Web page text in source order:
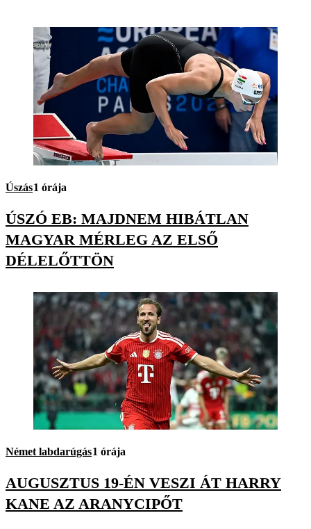
Úszás1 órája
ÚSZÓ EB: MAJDNEM HIBÁTLAN
MAGYAR MÉRLEG AZ ELSŐ
DÉLELŐTTÖN
Német labdarúgás1 órája
AUGUSZTUS 19-ÉN VESZI ÁT HARRY
KANE AZ ARANYCIPŐT